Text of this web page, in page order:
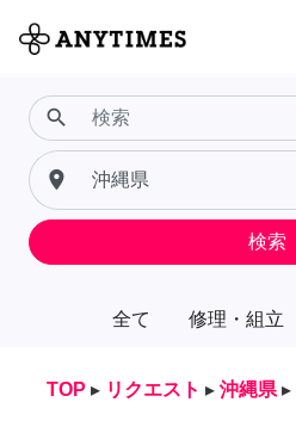
全て 修理・組立
search
place
検索
TOP ▸ リクエスト ▸ 沖縄県 ▸